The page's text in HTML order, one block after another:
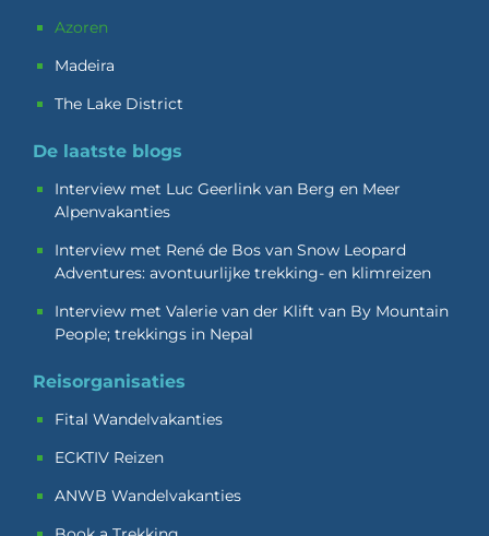
Azoren
Madeira
The Lake District
De laatste blogs
Interview met Luc Geerlink van Berg en Meer
Alpenvakanties
Interview met René de Bos van Snow Leopard
Adventures: avontuurlijke trekking- en klimreizen
Interview met Valerie van der Klift van By Mountain
People; trekkings in Nepal
Reisorganisaties
Fital Wandelvakanties
ECKTIV Reizen
ANWB Wandelvakanties